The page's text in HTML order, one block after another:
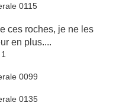
ces roches, je ne les
en plus....